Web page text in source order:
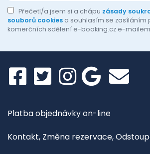
Přečetl/a jsem si a chápu zásady
souborů cookies a souhlasím se zasíláním
komerčních sdělení e-booking.cz e-
Platba objednávky on-line
Kontakt, Změna rezervace,